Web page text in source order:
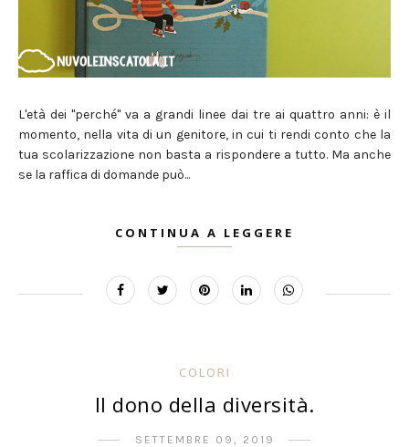
L'età dei "perché" va a grandi linee dai tre ai quattro anni: è il
momento, nella vita di un genitore, in cui ti rendi conto che la
tua scolarizzazione non basta a rispondere a tutto. Ma anche
se la raffica di domande può...
CONTINUA A LEGGERE
COLORI
Il dono della diversità.
SETTEMBRE 09, 2019